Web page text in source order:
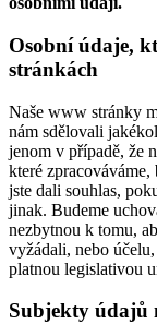
Osobní údaje,
stránkách
Naše www stránky
nám sdělovali
jenom v případě, že
které
jste dali souhlas,
jinak. Budeme
nezbytnou k tomu,
vyžádali, nebo
platnou legislativou
Subjekty údajů